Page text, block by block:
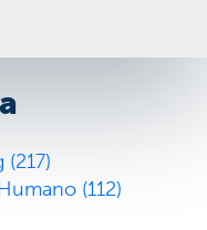
(217)
(112)